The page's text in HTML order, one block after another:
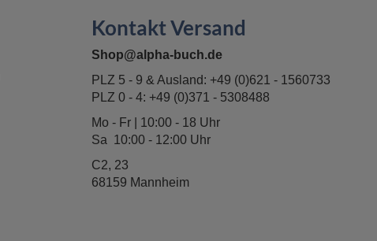
Kontakt Versand
Shop@alpha-buch.de
PLZ 5 - 9 & Ausland: +49 (0)621 - 1560733
PLZ 0 - 4: +49 (0)371 - 5308488
Mo - Fr | 10:00 - 18 Uhr
Sa 10:00 - 12:00 Uhr
C2, 23
68159 Mannheim